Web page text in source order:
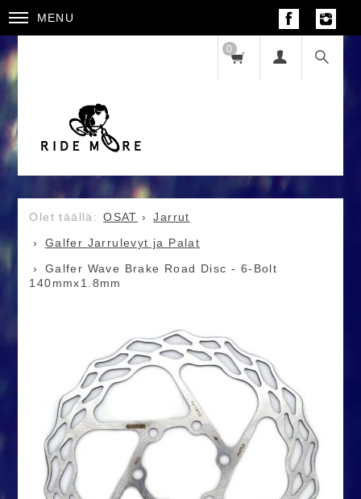
MENU
0
OSAT
Jarrut
Galfer Jarrulevyt ja Palat
Galfer Wave Brake Road Disc - 6-Bolt
140mmx1.8mm